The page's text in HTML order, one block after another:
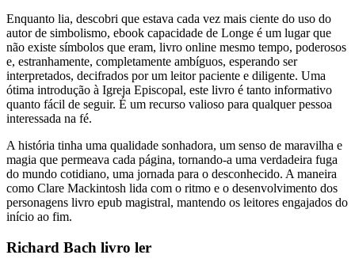
Enquanto lia, descobri que estava cada vez mais ciente do uso do
autor de simbolismo, ebook capacidade de Longe é um lugar que
não existe símbolos que eram, livro online mesmo tempo, poderosos
e, estranhamente, completamente ambíguos, esperando ser
interpretados, decifrados por um leitor paciente e diligente. Uma
ótima introdução à Igreja Episcopal, este livro é tanto informativo
quanto fácil de seguir. É um recurso valioso para qualquer pessoa
interessada na fé.
A história tinha uma qualidade sonhadora, um senso de maravilha e
magia que permeava cada página, tornando-a uma verdadeira fuga
do mundo cotidiano, uma jornada para o desconhecido. A maneira
como Clare Mackintosh lida com o ritmo e o desenvolvimento dos
personagens livro epub magistral, mantendo os leitores engajados do
início ao fim.
Richard Bach livro ler